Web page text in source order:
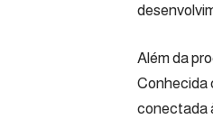
Além da
Conhecida
conectada